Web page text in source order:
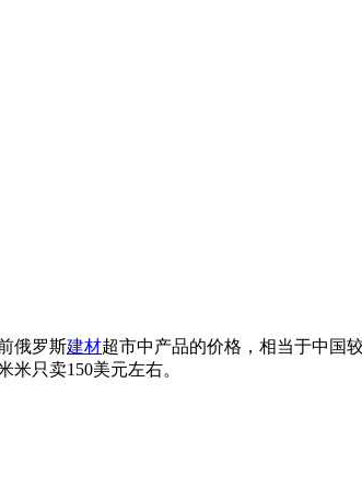
俄罗斯建材超市中产品的价格，相当于中国
只卖150美元左右。